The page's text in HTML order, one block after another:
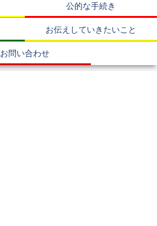
公的な手続き
お伝えしていきたいこと
お問い合わせ